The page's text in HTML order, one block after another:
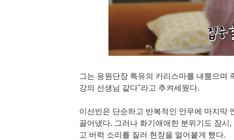
그는 응원단장 특유의 카리스마를 내뿜으며
강의 선생님 같다"라고 추켜세웠다.
이선빈은 단순하고 반복적인 안무에 마지막
끌어냈다. 그러나 화기애애한 분위기도 잠
고 버럭 소리를 질러 현장을 얼어붙게 했다.